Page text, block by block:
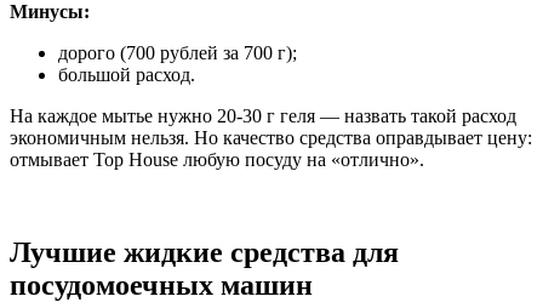
Минусы:
дорого (700 рублей за 700 г);
большой расход.
На каждое мытье нужно 20-30 г геля — назвать такой расход
экономичным нельзя. Но качество средства оправдывает цену:
отмывает Top House любую посуду на «отлично».
Лучшие жидкие средства для
посудомоечных машин